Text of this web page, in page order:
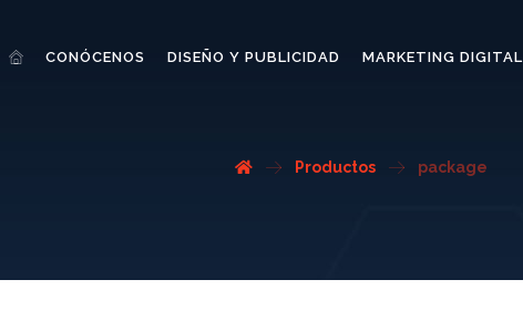
CONÓCENOS DISEÑO Y PUBLICIDAD MARKETING DIGITAL
Productos package